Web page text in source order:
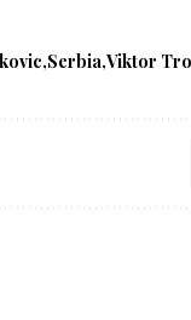
Serbia Viktor